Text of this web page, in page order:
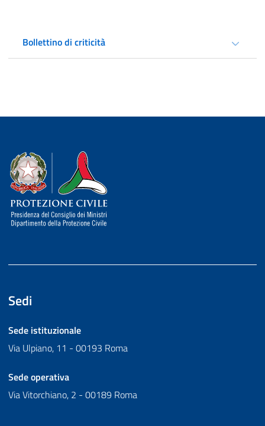
Bollettino di criticità
Dipartimento della Protezione Civile
Sedi
Sede istituzionale
Via Ulpiano, 11 - 00193 Roma
Sede operativa
Via Vitorchiano, 2 - 00189 Roma